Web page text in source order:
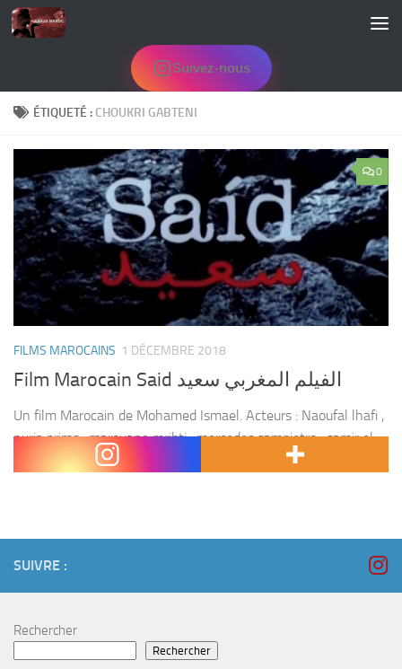
Skip to content
Suivez-nous
ÉTIQUETÉ : CHOUKRI GABTENI
0
FILMS MAROCAINS 1 DÉCEMBRE 2018
Film Marocain Said الفيلم المغربي سعيد
Un film Marocain de Mohamed Ismael. Acteurs : Naoufal lhafi ,
nuria prims , marouane mribti , mercedes sampietro , samir el
quchiri , choukri gabteni , javier nart , luis iriondo . Réalisateur...
SUIVRE :
Rechercher
Rechercher